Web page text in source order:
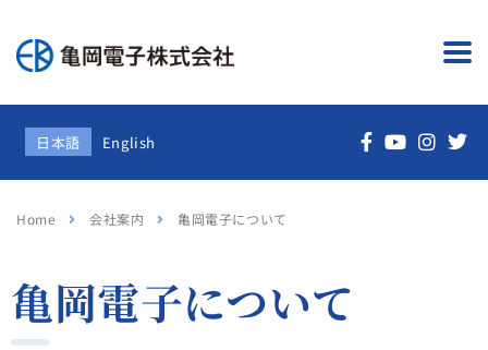
日本語 English
Home 会社案内 亀岡電子について
亀岡電子について